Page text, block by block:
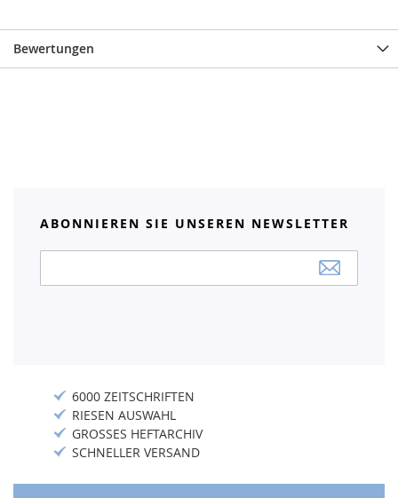
Bewertungen
ABONNIEREN SIE UNSEREN NEWSLETTER
Newsletter:
6000 ZEITSCHRIFTEN
RIESEN AUSWAHL
GROSSES HEFTARCHIV
SCHNELLER VERSAND